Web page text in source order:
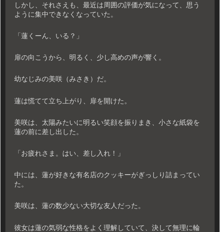
しかし、それさえも、最近は周囲の評価が気になって、思う
ように集中できなくなっていた。
「蓮くーん、いる？」
扉の向こうから、明るく、少し高めの声が響く。
幼なじみの美咲（みさき）だ。
蓮は慌てて立ち上がり、扉を開けた。
美咲は、太陽みたいに明るい笑顔を振りまき、小さな紙袋を
蓮の前に差し出した。
「お疲れさま。はい、差し入れ！」
中には、蓮が好きな有名店のクッキーがぎっしり詰まってい
た。
美咲は、蓮の数少ない大切な友人だった。
彼女は蓮の気弱な性格をよく理解していて、決して無理に輪